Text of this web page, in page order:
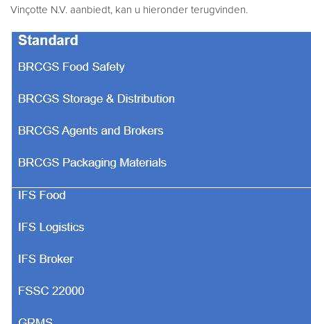
Vinçotte N.V. aanbiedt, kan u hieronder terugvinden.